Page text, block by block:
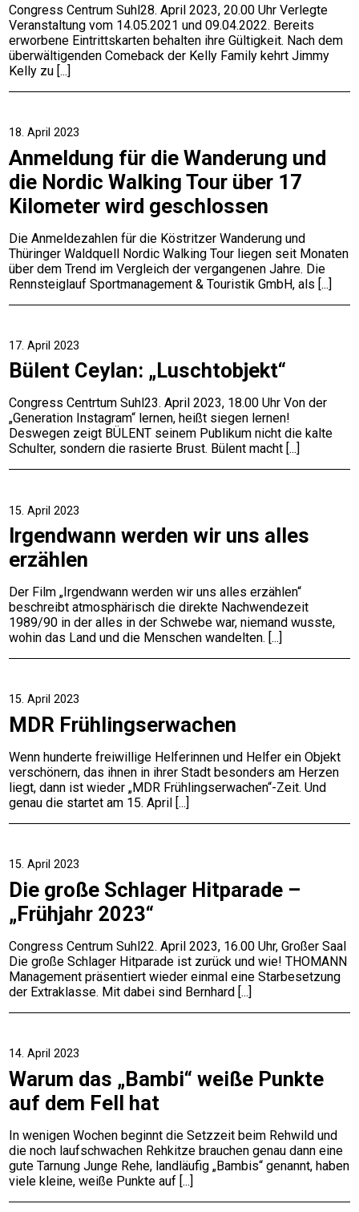
Congress Centrum Suhl28. April 2023, 20.00 Uhr Verlegte
Veranstaltung vom 14.05.2021 und 09.04.2022. Bereits
erworbene Eintrittskarten behalten ihre Gültigkeit. Nach dem
überwältigenden Comeback der Kelly Family kehrt Jimmy
Kelly zu
18. April 2023
Anmeldung für die Wanderung und
die Nordic Walking Tour über 17
Kilometer wird geschlossen
Die Anmeldezahlen für die Köstritzer Wanderung und
Thüringer Waldquell Nordic Walking Tour liegen seit Monaten
über dem Trend im Vergleich der vergangenen Jahre. Die
Rennsteiglauf Sportmanagement & Touristik GmbH, als
17. April 2023
Bülent Ceylan: „Luschtobjekt“
Congress Centrtum Suhl23. April 2023, 18.00 Uhr Von der
„Generation Instagram“ lernen, heißt siegen lernen!
Deswegen zeigt BÜLENT seinem Publikum nicht die kalte
Schulter, sondern die rasierte Brust. Bülent macht
15. April 2023
Irgendwann werden wir uns alles
erzählen
Der Film „Irgendwann werden wir uns alles erzählen“
beschreibt atmosphärisch die direkte Nachwendezeit
1989/90 in der alles in der Schwebe war, niemand wusste,
wohin das Land und die Menschen wandelten.
15. April 2023
MDR Frühlingserwachen
Wenn hunderte freiwillige Helferinnen und Helfer ein Objekt
verschönern, das ihnen in ihrer Stadt besonders am Herzen
liegt, dann ist wieder „MDR Frühlingserwachen“-Zeit. Und
genau die startet am 15. April
15. April 2023
Die große Schlager Hitparade –
„Frühjahr 2023“
Congress Centrum Suhl22. April 2023, 16.00 Uhr, Großer Saal
Die große Schlager Hitparade ist zurück und wie! THOMANN
Management präsentiert wieder einmal eine Starbesetzung
der Extraklasse. Mit dabei sind Bernhard
14. April 2023
Warum das „Bambi“ weiße Punkte
auf dem Fell hat
In wenigen Wochen beginnt die Setzzeit beim Rehwild und
die noch laufschwachen Rehkitze brauchen genau dann eine
gute Tarnung Junge Rehe, landläufig „Bambis“ genannt, haben
viele kleine, weiße Punkte auf